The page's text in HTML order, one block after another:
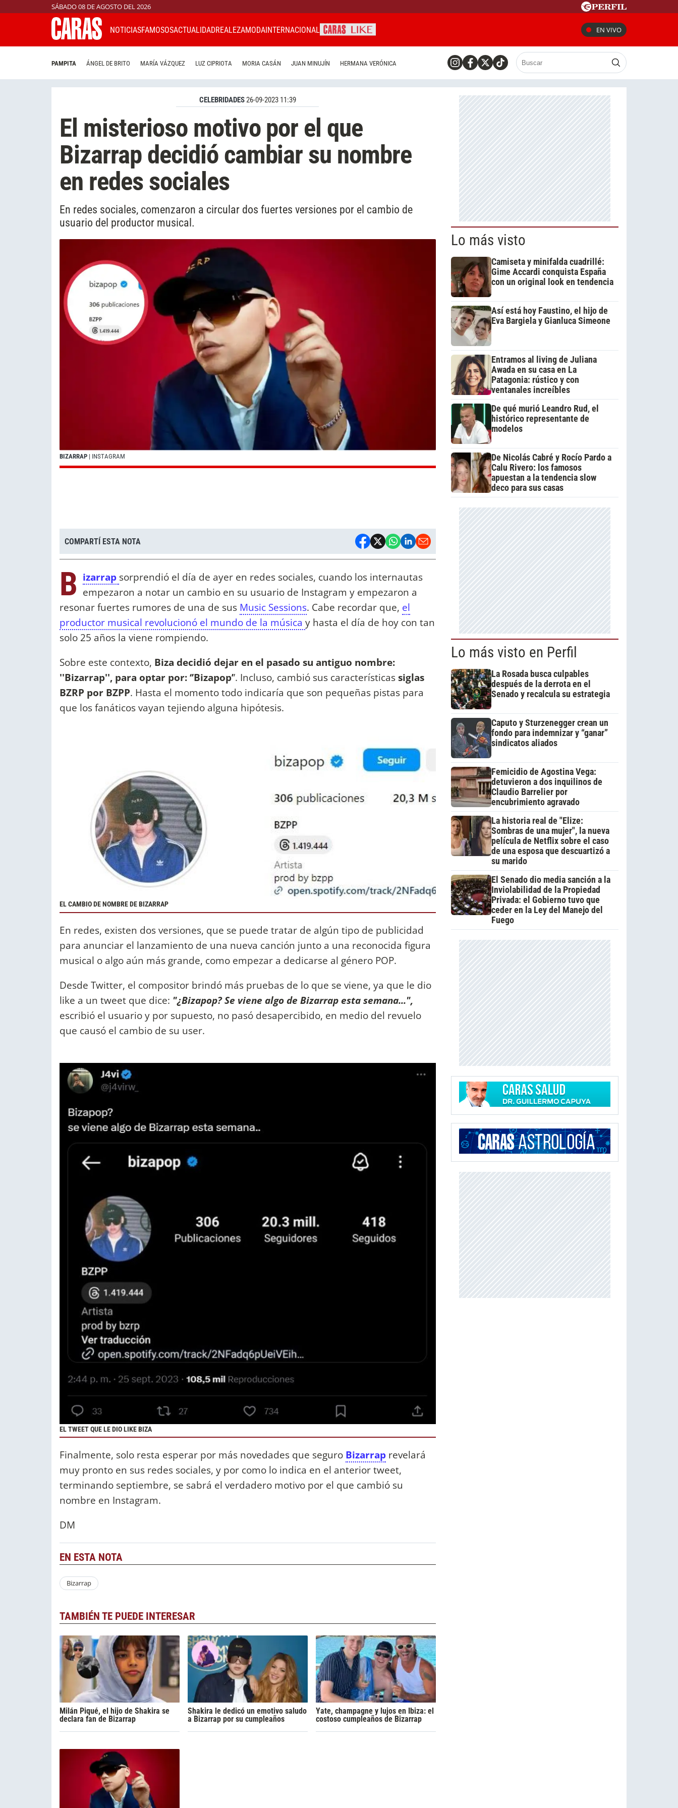
SÁBADO 08 DE AGOSTO DEL 2026
NOTICIASFAMOSOSACTUALIDADREALEZAMODAINTERNACIONAL EN VIVO
PAMPITA ÁNGEL DE BRITO MARÍA VÁZQUEZ LUZ CIPRIOTA MORIA CASÁN JUAN MINUJÍN HERMANA VERÓNICA
CELEBRIDADES26-09-2023 11:39
El misterioso motivo por el que
Bizarrap decidió cambiar su nombre
en redes sociales
En redes sociales, comenzaron a circular dos fuertes versiones por el cambio de
usuario del productor musical.
BIZARRAP | INSTAGRAM
COMPARTÍ ESTA NOTA
B izarrap sorprendió el día de ayer en redes sociales, cuando los internautas
empezaron a notar un cambio en su usuario de Instagram y empezaron a
resonar fuertes rumores de una de sus Music Sessions. Cabe recordar que, el
productor musical revolucionó el mundo de la música y hasta el día de hoy con tan
solo 25 años la viene rompiendo.
Sobre este contexto, Biza decidió dejar en el pasado su antiguo nombre:
''Bizarrap'', para optar por: ‘’Bizapop’’. Incluso, cambió sus característicassiglas
BZRP por BZPP. Hasta el momento todo indicaría que son pequeñas pistas para
que los fanáticos vayan tejiendo alguna hipótesis.
EL CAMBIO DE NOMBRE DE BIZARRAP
En redes, existen dos versiones, que se puede tratar de algún tipo de publicidad
para anunciar el lanzamiento de una nueva canción junto a una reconocida figura
musical o algo aún más grande, como empezar a dedicarse al género POP.
Desde Twitter, el compositor brindó más pruebas de lo que se viene, ya que le dio
like a un tweet que dice: "¿Bizapop? Se viene algo de Bizarrap esta semana...",
escribió el usuario y por supuesto, no pasó desapercibido, en medio del revuelo
que causó el cambio de su user.
EL TWEET QUE LE DIO LIKE BIZA
Finalmente, solo resta esperar por más novedades que seguro Bizarrap revelará
muy pronto en sus redes sociales, y por como lo indica en el anterior tweet,
terminando septiembre, se sabrá el verdadero motivo por el que cambió su
nombre en Instagram.
DM
EN ESTA NOTA
Bizarrap
TAMBIÉN TE PUEDE INTERESAR
Milán Piqué, el hijo de Shakira se
declara fan de Bizarrap
Shakira le dedicó un emotivo saludo
a Bizarrap por su cumpleaños
Yate, champagne y lujos en Ibiza: el
costoso cumpleaños de Bizarrap
Lo más visto
Camiseta y minifalda cuadrillé:
Gime Accardi conquista España
con un original look en tendencia
Así está hoy Faustino, el hijo de
Eva Bargiela y Gianluca Simeone
Entramos al living de Juliana
Awada en su casa en La
Patagonia: rústico y con
ventanales increíbles
De qué murió Leandro Rud, el
histórico representante de
modelos
De Nicolás Cabré y Rocío Pardo a
Calu Rivero: los famosos
apuestan a la tendencia slow
deco para sus casas
Lo más visto en Perfil
La Rosada busca culpables
después de la derrota en el
Senado y recalcula su estrategia
Caputo y Sturzenegger crean un
fondo para indemnizar y “ganar”
sindicatos aliados
Femicidio de Agostina Vega:
detuvieron a dos inquilinos de
Claudio Barrelier por
encubrimiento agravado
La historia real de "Elize:
Sombras de una mujer", la nueva
película de Netflix sobre el caso
de una esposa que descuartizó a
su marido
El Senado dio media sanción a la
Inviolabilidad de la Propiedad
Privada: el Gobierno tuvo que
ceder en la Ley del Manejo del
Fuego